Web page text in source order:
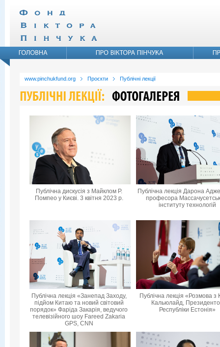
www.pinchukfund.org Проєкти Публічні лекції
Публічна дискусія з Майклом Р.
Помпео у Києві. 3 квітня 2023 р.
Публічна лекція Дарона
професора
інституту технологій
Публічна лекція «Занепад Заходу,
підйом Китаю та новий світовий
порядок» Фаріда Закарія, ведучого
телевізійного шоу Fareed Zakaria
GPS, CNN
Публічна лекція «Розмова з
Кальюлайд,
Республіки Естонія»